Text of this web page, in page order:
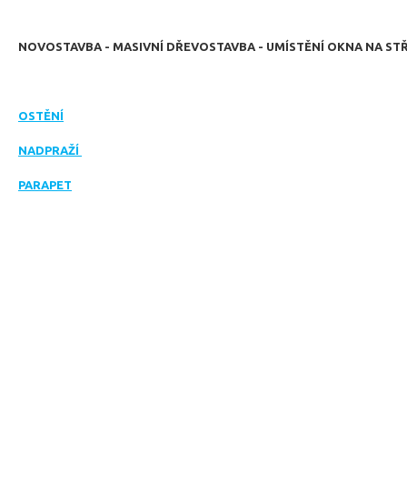
NOVOSTAVBA - MASIVNÍ DŘEVOSTAVBA - UMÍSTĚNÍ OKNA NA
OSTĚNÍ
NADPRAŽÍ
PARAPET